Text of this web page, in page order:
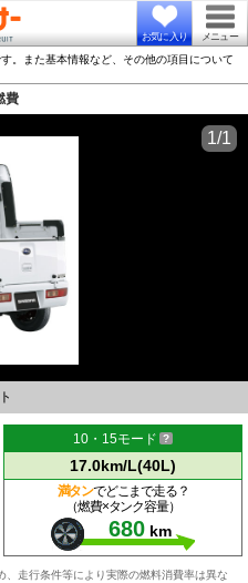
お気に入り メニュー
。また基本情報など、その他の項目について
費
1/1
10・15モード
17.0km/L(40L)
満タンでどこまで走る？
（燃費×タンク容量）
680 km
走行条件等により実際の燃料消費率は異な